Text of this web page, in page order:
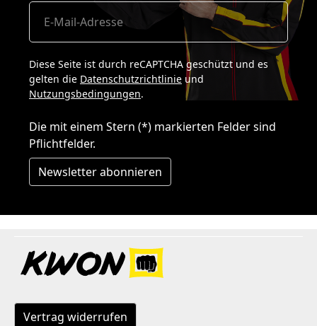
Diese Seite ist durch reCAPTCHA geschützt und es
gelten die Datenschutzrichtlinie und
Nutzungsbedingungen.
Die mit einem Stern (*) markierten Felder sind
Pflichtfelder.
Newsletter abonnieren
Vertrag widerrufen